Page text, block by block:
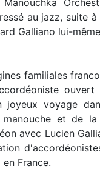
au jazz, suite
Galliano lui-
familiales
ouvert
joyeux voyage
et de
avec Lucien
France.